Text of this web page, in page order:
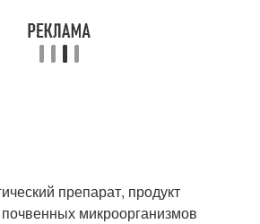
препарат, продукт
микроорганизмов